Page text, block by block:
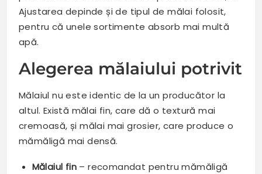
Ajustarea depinde și de tipul de mălai folosit,
pentru că unele sortimente absorb mai multă
apă.
Alegerea mălaiului potrivit
Mălaiul nu este identic de la un producător la
altul. Există mălai fin, care dă o textură mai
cremoasă, și mălai mai grosier, care produce o
mămăligă mai densă.
Mălaiul fin– recomandat pentru mămăligă